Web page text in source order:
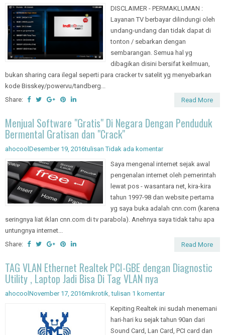
DISCLAIMER - PERMAKLUMAN :
Layanan TV berbayar dilindungi oleh
undang-undang dan tidak dapat di
tonton / sebarkan dengan
sembarangan. Semua hal yg
dibagikan disini bersifat keilmuan,
bukan sharing cara ilegal seperti para cracker tv satelit yg menyebarkan
kode Bisskey/powervu/tandberg...
Share:
Read More
Menjual Software "Gratis" Di Negara Dengan Penduduk
Bermental Gratisan dan "Crack"
ahocool Desember 19, 2016tulisan Tidak ada komentar
Saya mengenal internet sejak awal
pengenalan internet oleh pemerintah
lewat pos - wasantara net, kira-kira
tahun 1997-98 dan website pertama
yg saya buka adalah cnn.com (karena
seringnya liat iklan cnn.com di tv parabola). Anehnya saya tidak tahu apa
untungnya internet...
Share:
Read More
TAG VLAN Ethernet Realtek PCI-GBE dengan Diagnostic
Utility , Laptop Jadi Bisa Di Tag VLAN nya
ahocool November 17, 2016mikrotik,tulisan 1 komentar
Kepiting Realtek ini sudah menemani
hari-hari ku sejak tahun 90an dari
Sound Card, Lan Card, PCI card dan